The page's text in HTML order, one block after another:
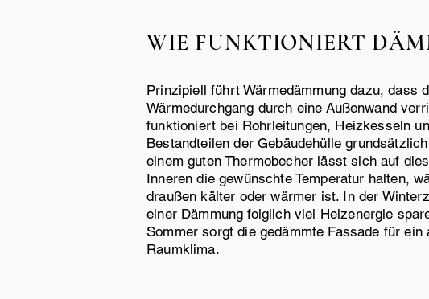
WIE FUNKTIONIERT
Prinzipiell führt Wärmedämmung dazu, dass
Wärmedurchgang durch eine Außenwand
funktioniert bei Rohrleitungen, Heizkesseln
Bestandteilen der Gebäudehülle
einem guten Thermobecher lässt sich auf
Inneren die gewünschte Temperatur halten,
draußen kälter oder wärmer ist. In der
einer Dämmung folglich viel Heizenergie
Sommer sorgt die gedämmte Fassade für ein
Raumklima.